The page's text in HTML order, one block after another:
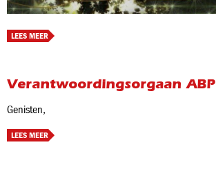
LEES MEER
Verantwoordingsorgaan ABP
Genisten,
LEES MEER